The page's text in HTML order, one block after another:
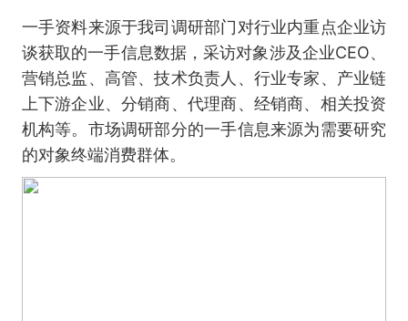
一手资料来源于我司调研部门对行业内重点企业访
谈获取的一手信息数据，采访对象涉及企业CEO、
营销总监、高管、技术负责人、行业专家、产业链
上下游企业、分销商、代理商、经销商、相关投资
机构等。市场调研部分的一手信息来源为需要研究
的对象终端消费群体。